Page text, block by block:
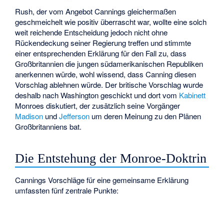
Rush, der vom Angebot Cannings gleichermaßen
geschmeichelt wie positiv überrascht war, wollte eine solch
weit reichende Entscheidung jedoch nicht ohne
Rückendeckung seiner Regierung treffen und stimmte
einer entsprechenden Erklärung für den Fall zu, dass
Großbritannien die jungen südamerikanischen Republiken
anerkennen würde, wohl wissend, dass Canning diesen
Vorschlag ablehnen würde. Der britische Vorschlag wurde
deshalb nach Washington geschickt und dort vom Kabinett
Monroes diskutiert, der zusätzlich seine Vorgänger
Madison undJefferson um deren Meinung zu den Plänen
Großbritanniens bat.
Die Entstehung der Monroe-Doktrin
Cannings Vorschläge für eine gemeinsame Erklärung
umfassten fünf zentrale Punkte: